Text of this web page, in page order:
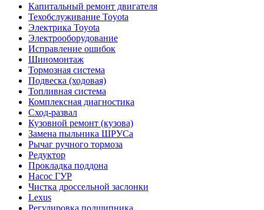
Капитальный ремонт двигателя
Техобслуживание Toyota
Электрика Toyota
Электрооборудование
Исправление ошибок
Шиномонтаж
Тормозная система
Подвеска (ходовая)
Топливная система
Комплексная диагностика
Сход-развал
Кузовной ремонт (кузова)
Замена пыльника ШРУСа
Рычаг ручного тормоза
Редуктор
Прокладка поддона
Насос ГУР
Чистка дроссельной заслонки
Lexus
Регулировка подшипника